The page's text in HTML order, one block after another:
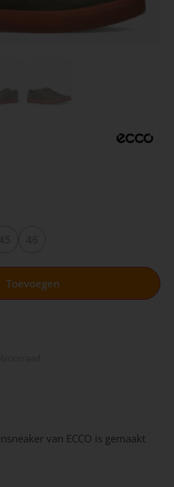
Toevoegen
van ECCO is gemaakt